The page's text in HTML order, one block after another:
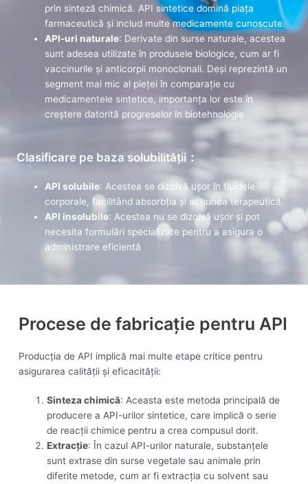
prin sinteză chimică. API sintetice domină piața
farmaceutică și includ multe medicamente cunoscute.
API-uri naturale: Derivate din surse naturale, acestea
sunt adesea utilizate în produsele biologice, cum ar fi
vaccinurile și anticorpii monoclonali. Deși reprezintă un
segment mai mic al pieței în comparație cu
medicamentele sintetice, importanța lor este în
creștere datorită progreselor în biotehnologie
Clasificare pe baza solubilității：
API solubile: Acestea se dizolvă ușor în fluidele
corporale, facilitând absorbția și acțiunea terapeutică.
API insolubile: Acestea nu se dizolvă ușor și pot
necesita formulări specializate pentru a asigura o
administrare eficientă
Procese de fabricație pentru API
Producția de API implică mai multe etape critice pentru
asigurarea calității și eficacității:
Sinteza chimică: Aceasta este metoda principală de
producere a API-urilor sintetice, care implică o serie
de reacții chimice pentru a crea compusul dorit.
Extracție: În cazul API-urilor naturale, substanțele
sunt extrase din surse vegetale sau animale prin
diferite metode, cum ar fi extracția cu solvent sau